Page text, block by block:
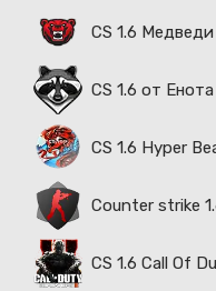
CS 1.6 Медведи
CS 1.6 от Енота
CS 1.6 Hyper
Counter strike
CS 1.6 Call Of